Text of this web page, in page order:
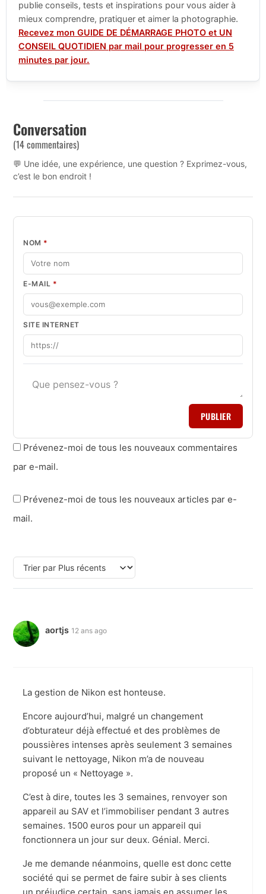
publie conseils, tests et inspirations pour vous aider à
mieux comprendre, pratiquer et aimer la photographie.
Recevez mon GUIDE DE DÉMARRAGE PHOTO et UN
CONSEIL QUOTIDIEN par mail pour progresser en 5
minutes par jour.
Conversation
(14 commentaires)
💬 Une idée, une expérience, une question ? Exprimez-vous,
c’est le bon endroit !
NOM *
E-MAIL *
SITE INTERNET
PUBLIER
Prévenez-moi de tous les nouveaux commentaires
par e-mail.
Prévenez-moi de tous les nouveaux articles par e-
mail.
aortjs 12 ans ago
La gestion de Nikon est honteuse.
Encore aujourd’hui, malgré un changement
d’obturateur déjà effectué et des problèmes de
poussières intenses après seulement 3 semaines
suivant le nettoyage, Nikon m’a de nouveau
proposé un « Nettoyage ».
C’est à dire, toutes les 3 semaines, renvoyer son
appareil au SAV et l’immobiliser pendant 3 autres
semaines. 1500 euros pour un appareil qui
fonctionnera un jour sur deux. Génial. Merci.
Je me demande néanmoins, quelle est donc cette
société qui se permet de faire subir à ses clients